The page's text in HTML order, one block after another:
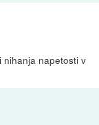
nihanja napetosti v